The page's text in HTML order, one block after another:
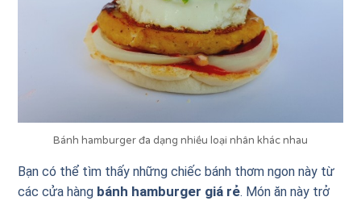
Bánh hamburger đa dạng nhiều loại nhân khác nhau
Bạn có thể tìm thấy những chiếc bánh thơm ngon này từ
các cửa hàng bánh hamburger giá rẻ. Món ăn này trở